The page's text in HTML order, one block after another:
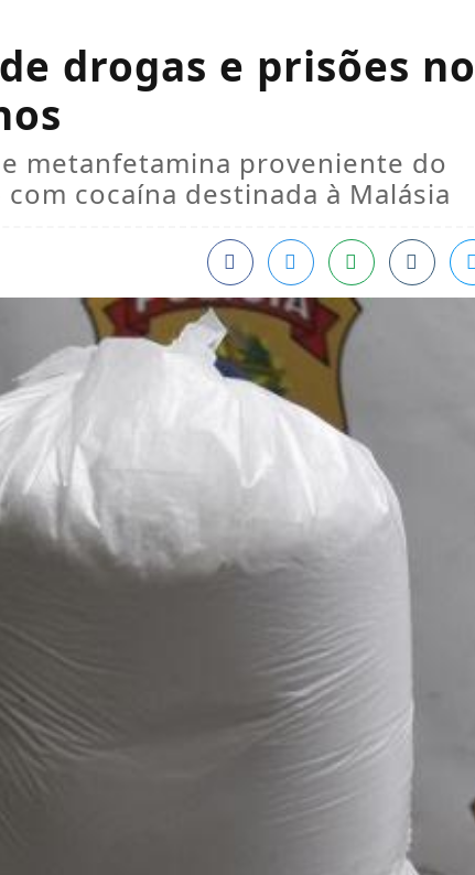
drogas e prisões no
metanfetamina proveniente do
cocaína destinada à Malásia